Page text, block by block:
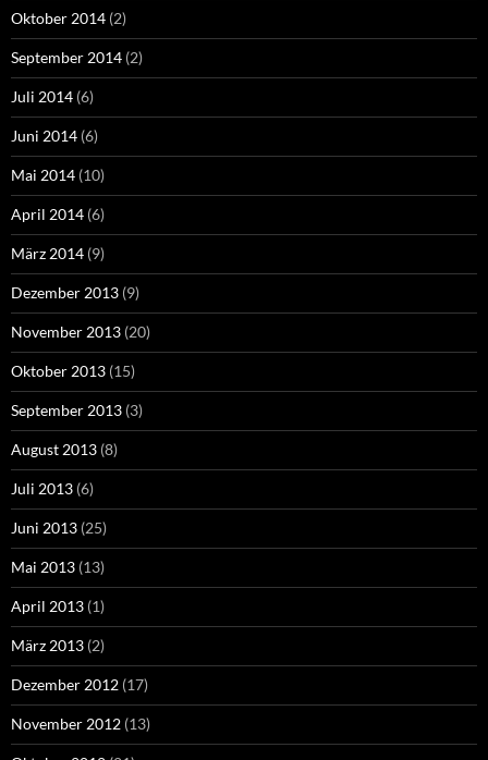
Oktober 2014 (2)
September 2014 (2)
Juli 2014 (6)
Juni 2014 (6)
Mai 2014 (10)
April 2014 (6)
März 2014 (9)
Dezember 2013 (9)
November 2013 (20)
Oktober 2013 (15)
September 2013 (3)
August 2013 (8)
Juli 2013 (6)
Juni 2013 (25)
Mai 2013 (13)
April 2013 (1)
März 2013 (2)
Dezember 2012 (17)
November 2012 (13)